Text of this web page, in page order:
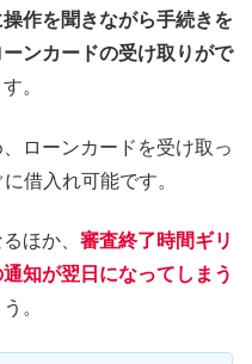
作を聞きながら手続きを
ンカードの受け取りがで
。
ローンカードを受け取っ
借入れ可能です。
ほか、 審査終了時間ギリ
知が翌日になってしまう
。